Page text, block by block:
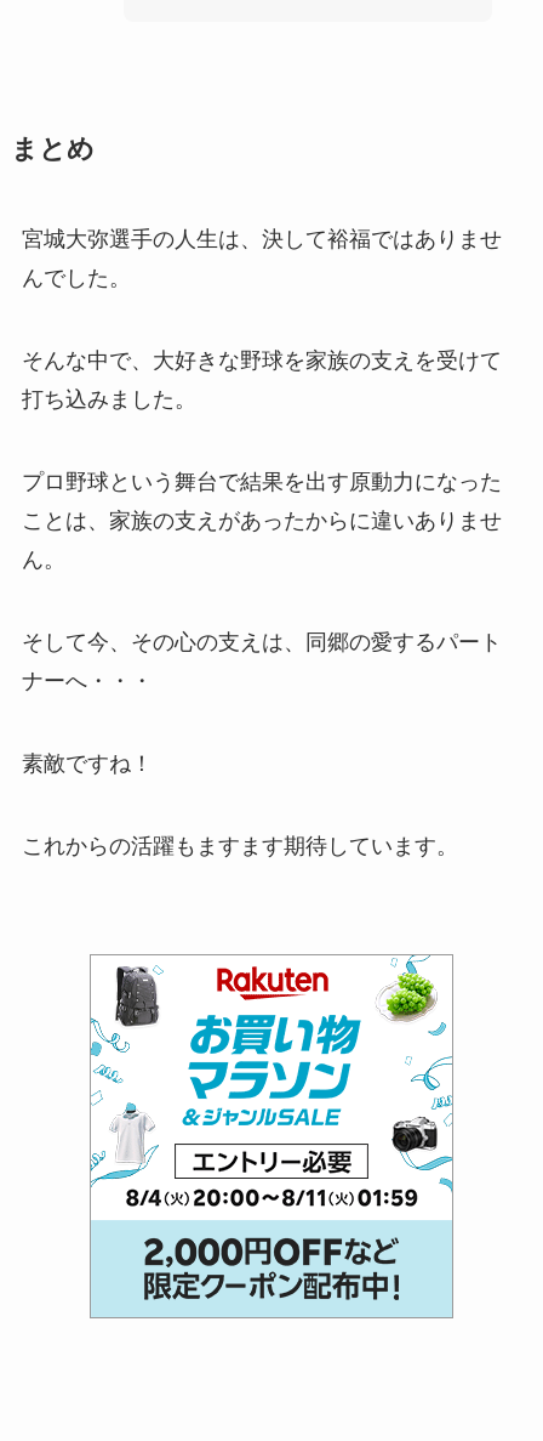
まとめ
宮城大弥選手の人生は、決して裕福ではありませ
んでした。
そんな中で、大好きな野球を家族の支えを受けて
打ち込みました。
プロ野球という舞台で結果を出す原動力になった
ことは、家族の支えがあったからに違いありませ
ん。
そして今、その心の支えは、同郷の愛するパート
ナーへ・・・
素敵ですね！
これからの活躍もますます期待しています。